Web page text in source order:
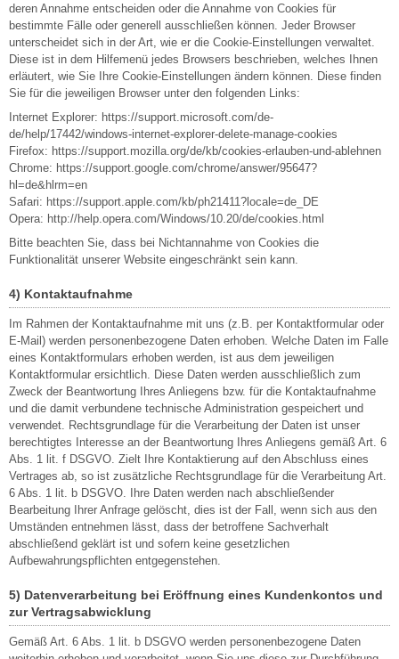
deren Annahme entscheiden oder die Annahme von Cookies für
bestimmte Fälle oder generell ausschließen können. Jeder Browser
unterscheidet sich in der Art, wie er die Cookie-Einstellungen verwaltet.
Diese ist in dem Hilfemenü jedes Browsers beschrieben, welches Ihnen
erläutert, wie Sie Ihre Cookie-Einstellungen ändern können. Diese finden
Sie für die jeweiligen Browser unter den folgenden Links:
Internet Explorer: https://support.microsoft.com/de-
de/help/17442/windows-internet-explorer-delete-manage-cookies
Firefox: https://support.mozilla.org/de/kb/cookies-erlauben-und-ablehnen
Chrome: https://support.google.com/chrome/answer/95647?
hl=de&hlrm=en
Safari: https://support.apple.com/kb/ph21411?locale=de_DE
Opera: http://help.opera.com/Windows/10.20/de/cookies.html
Bitte beachten Sie, dass bei Nichtannahme von Cookies die
Funktionalität unserer Website eingeschränkt sein kann.
4) Kontaktaufnahme
Im Rahmen der Kontaktaufnahme mit uns (z.B. per Kontaktformular oder
E-Mail) werden personenbezogene Daten erhoben. Welche Daten im Falle
eines Kontaktformulars erhoben werden, ist aus dem jeweiligen
Kontaktformular ersichtlich. Diese Daten werden ausschließlich zum
Zweck der Beantwortung Ihres Anliegens bzw. für die Kontaktaufnahme
und die damit verbundene technische Administration gespeichert und
verwendet. Rechtsgrundlage für die Verarbeitung der Daten ist unser
berechtigtes Interesse an der Beantwortung Ihres Anliegens gemäß Art. 6
Abs. 1 lit. f DSGVO. Zielt Ihre Kontaktierung auf den Abschluss eines
Vertrages ab, so ist zusätzliche Rechtsgrundlage für die Verarbeitung Art.
6 Abs. 1 lit. b DSGVO. Ihre Daten werden nach abschließender
Bearbeitung Ihrer Anfrage gelöscht, dies ist der Fall, wenn sich aus den
Umständen entnehmen lässt, dass der betroffene Sachverhalt
abschließend geklärt ist und sofern keine gesetzlichen
Aufbewahrungspflichten entgegenstehen.
5) Datenverarbeitung bei Eröffnung eines Kundenkontos und
zur Vertragsabwicklung
Gemäß Art. 6 Abs. 1 lit. b DSGVO werden personenbezogene Daten